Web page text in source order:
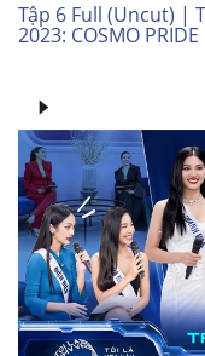
Tập 6 Full (Uncut) |
2023: COSMO PRIDE